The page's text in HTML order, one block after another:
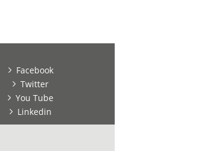
Facebook
Twitter
You Tube
Linkedin